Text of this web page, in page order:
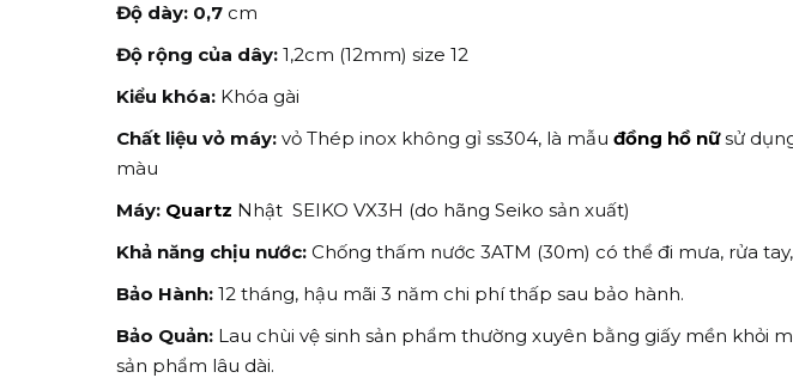
Độ dày: 0,7 cm
Độ rộng của dây: 1,2cm (12mm) size 12
Kiểu khóa: Khóa gài
Chất liệu vỏ máy: vỏ Thép inox không gỉ ss304, là mẫu đồng hồ nữsử
màu
Máy: Quartz Nhật SEIKO VX3H (do hãng Seiko sản xuất)
Khả năng chịu nước: Chống thấm nước 3ATM (30m) có thể đi mưa, rửa
Bảo Hành: 12 tháng, hậu mãi 3 năm chi phí thấp sau bảo hành.
Bảo Quản: Lau chùi vệ sinh sản phẩm thường xuyên bằng giấy mền khỏi
sản phẩm lâu dài.